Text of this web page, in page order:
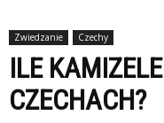
Zwiedzanie Czechy
ILE
CZECHACH?